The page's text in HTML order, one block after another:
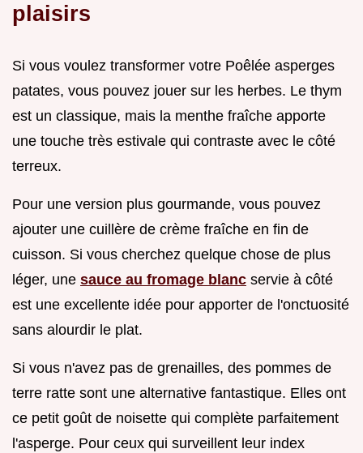
plaisirs
Si vous voulez transformer votre Poêlée asperges
patates, vous pouvez jouer sur les herbes. Le thym
est un classique, mais la menthe fraîche apporte
une touche très estivale qui contraste avec le côté
terreux.
Pour une version plus gourmande, vous pouvez
ajouter une cuillère de crème fraîche en fin de
cuisson. Si vous cherchez quelque chose de plus
léger, une sauce au fromage blanc servie à côté
est une excellente idée pour apporter de l'onctuosité
sans alourdir le plat.
Si vous n'avez pas de grenailles, des pommes de
terre ratte sont une alternative fantastique. Elles ont
ce petit goût de noisette qui complète parfaitement
l'asperge. Pour ceux qui surveillent leur index